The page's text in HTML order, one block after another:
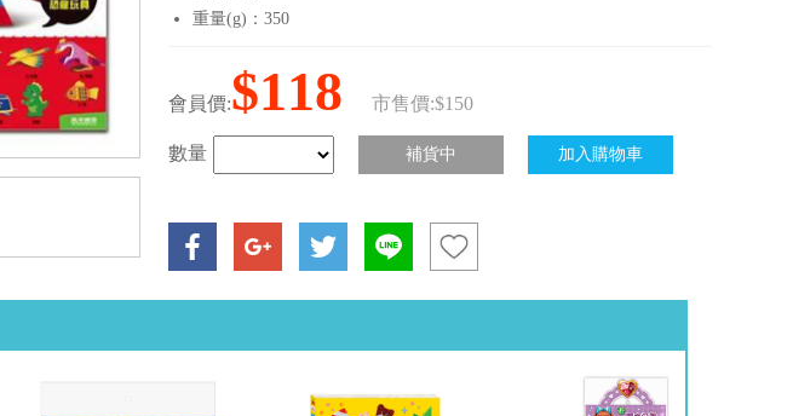
重量(g)：350
會員價:$118 市售價:$150
數量